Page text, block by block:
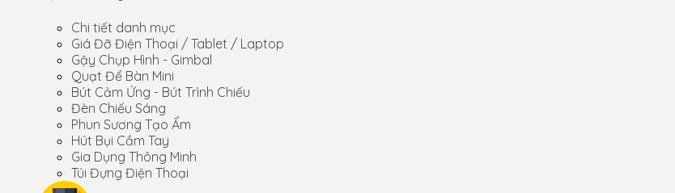
Chi tiết danh mục
Giá Đỡ Điện Thoại / Tablet / Laptop
Gậy Chụp Hình - Gimbal
Quạt Để Bàn Mini
Bút Cảm Ứng - Bút Trình Chiếu
Đèn Chiếu Sáng
Phun Sương Tạo Ẩm
Hút Bụi Cầm Tay
Gia Dụng Thông Minh
Túi Đựng Điện Thoại